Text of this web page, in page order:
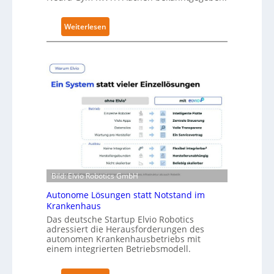
t
y
v
e
l
2
-
Z
e
t
f
i
z
Weiterlesen
N
a
R
o
o
t
i
c
s
r
w
e
t
Bild: Elvio Robotics GmbH
Autonome Lösungen statt Notstand im
Krankenhaus
Das deutsche Startup Elvio Robotics
adressiert die Herausforderungen des
autonomen Krankenhausbetriebs mit
einem integrierten Betriebsmodell.